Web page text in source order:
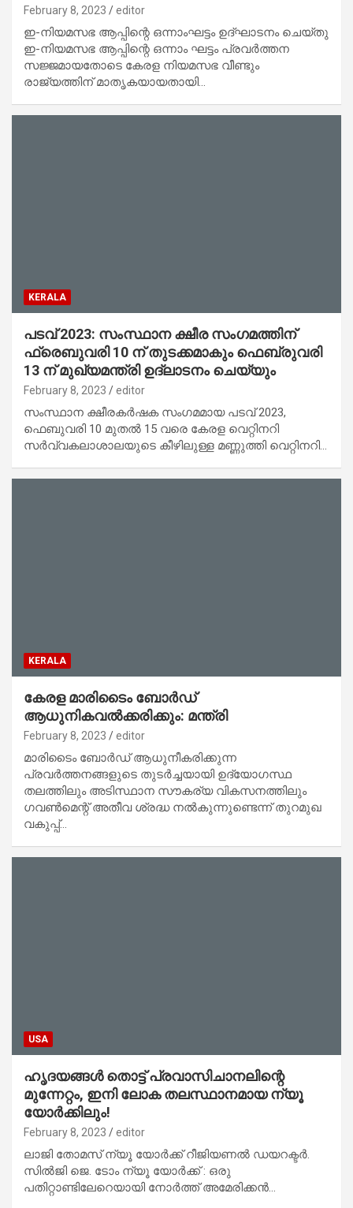
February 8, 2023 editor
ഇ-നിയമസഭ ആപ്പിന്റെ ഒന്നാംഘട്ടം ഉദ്ഘാടനം ചെയ്തു
ഇ-നിയമസഭ ആപ്പിന്റെ ഒന്നാം ഘട്ടം പ്രവർത്തന
സജ്ജമായതോടെ കേരള നിയമസഭ വീണ്ടും
രാജ്യത്തിന് മാതൃകയായതായി…
KERALA
പടവ് 2023: സംസ്ഥാന ക്ഷീര സംഗമത്തിന്
ഫ്രെബുവരി 10 ന് തുടക്കമാകും ഫെബ്രുവരി
13 ന് മുഖ്യമന്ത്രി ഉദ്‌ലാടനം ചെയ്യും
February 8, 2023 editor
സംസ്ഥാന ക്ഷീരകർഷക സംഗമമായ പടവ് 2023,
ഫെബുവരി 10 മുതൽ 15 വരെ കേരള വെറ്റിനറി
സർവ്വകലാശാലയുടെ കീഴിലുള്ള മണ്ണുത്തി വെറ്റിനറി…
KERALA
കേരള മാരിടൈം ബോർഡ്
ആധുനികവൽക്കരിക്കും: മന്ത്രി
February 8, 2023 editor
മാരിടൈം ബോർഡ് ആധുനീകരിക്കുന്ന
പ്രവർത്തനങ്ങളുടെ തുടർച്ചയായി ഉദ്യോഗസ്ഥ
തലത്തിലും അടിസ്ഥാന സൗകര്യ വികസനത്തിലും
ഗവൺമെന്റ് അതീവ ശ്രദ്ധ നൽകുന്നുണ്ടെന്ന് തുറമുഖ
വകുപ്പ്…
USA
ഹൃദയങ്ങൾ തൊട്ട് പ്രവാസിചാനലിന്റെ
മുന്നേറ്റം, ഇനി ലോക തലസ്ഥാനമായ ന്യൂ
യോർക്കിലും!
February 8, 2023 editor
ലാജി തോമസ് ന്യൂ യോർക്ക് റീജിയണൽ ഡയറക്ടർ.
സിൽജി ജെ. ടോം ന്യൂ യോർക്ക് : ഒരു
പതിറ്റാണ്ടിലേറെയായി നോർത്ത് അമേരിക്കൻ…